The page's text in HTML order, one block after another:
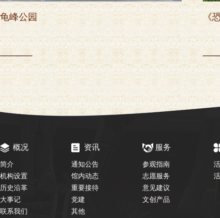
龟峰公园 《
概况
简介
机构设置
历史沿革
大事记
联系我们
资讯
通知公告
馆内动态
重要接待
党建
其他
服务
参观指南
志愿服务
意见建议
文创产品